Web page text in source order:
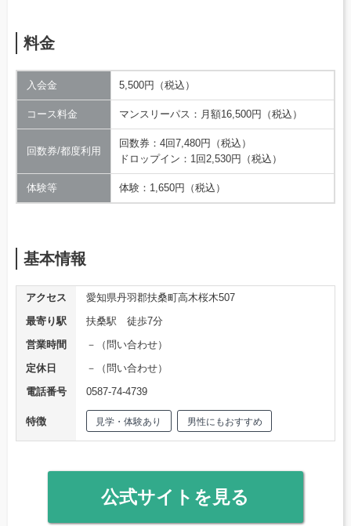
料金
入会金 5,500円（税込）
コース料金 マンスリーパス：月額16,500円（税込）
回数券/都度利用
回数券：4回7,480円（税込）
ドロップイン：1回2,530円（税込）
体験等 体験：1,650円（税込）
基本情報
アクセス
愛知県丹羽郡扶桑町高木桜木507
最寄り駅
扶桑駅 徒歩7分
営業時間
－（問い合わせ）
定休日
－（問い合わせ）
電話番号
0587-74-4739
特徴 見学・体験あり 男性にもおすすめ
公式サイトを見る